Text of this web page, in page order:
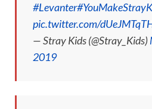
#Levanter
pic.twitter.com/
— Stray Kids (@Stray_Kids)
2019